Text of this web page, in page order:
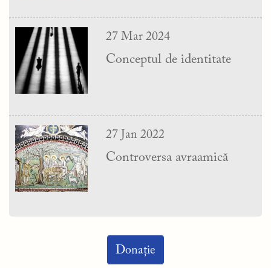
27 Mar 2024
Conceptul de identitate
27 Jan 2022
Controversa avraamică
Donație